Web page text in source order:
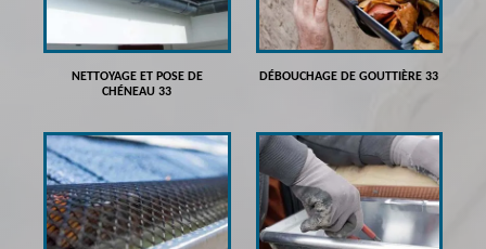
NETTOYAGE ET POSE DE
CHÉNEAU 33
DÉBOUCHAGE DE GOUTTIÈRE 33